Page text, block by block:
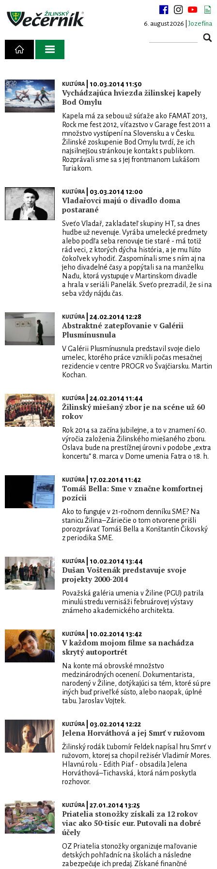
6. august 2026 | Jozefína
KULTÚRA| 10.03.2014 11:50
Vychádzajúca hviezda žilinskej kapely
Bod Omylu
Kapela má za sebou už súťaže ako FAMAT 2013,
Rock me fest 2012, víťazstvo v Garage fest 2011 a
množstvo vystúpení na Slovensku a v Česku.
Žilinské zoskupenie Bod Omylu tvrdí, že ich
najsilnejšou stránkou je kontakt s publikom.
Rozprávali sme sa s jej frontmanom Lukášom
Turiakom.
KULTÚRA| 03.03.2014 12:00
Vladařovci majú o divadlo doma
postarané
Sveťo Vladař, zakladateľ skupiny HT, sa dnes
hudbe už nevenuje. Vyrába umelecké predmety
alebo podľa seba renovuje tie staré - má totiž
rád veci, z ktorých dýcha história, a je mu ľúto
čokoľvek vyhodiť. Zaspomínali sme s ním aj na
jeho divadelné časy a popýtali sa na manželku
Naďu, ktorá vystupuje v Martinskom divadle
a hrala v seriáli Panelák. Sveťo prezradil, že si na
seba vždy nájdu čas.
KULTÚRA| 24.02.2014 12:28
Abstraktné zatepľovanie v Galérii
Plusmínusnula
V Galérii Plusmínusnula predstavil svoje dielo
umelec, ktorého práce vznikli počas mesačnej
rezidencie v centre PROGR vo Švajčiarsku. Martin
Kochan.
KULTÚRA| 24.02.2014 11:44
Žilinský miešaný zbor je na scéne už 60
rokov
Rok 2014 sa začína jubilejne, a to v znamení 60.
výročia založenia Žilinského miešaného zboru.
Oslava bude na prestížnej úrovni v podobe „extra
koncertu“ 8. marca v Dome umenia Fatra o 18. h.
KULTÚRA| 17.02.2014 11:42
Tomáš Bella: Sme v značne komfortnej
pozícii
Ako to funguje v 21-ročnom denníku SME? Na
stanicu Žilina–Záriečie o tom otvorene prišli
porozprávať Tomáš Bella a Konštantín Čikovský
z periodika SME.
KULTÚRA| 10.02.2014 13:44
Dušan Voštenák predstavuje svoje
projekty 2000-2014
Považská galéria umenia v Žiline (PGU) patrila
minulú stredu vernisáži februárovej výstavy
známeho akademického architekta.
KULTÚRA| 10.02.2014 13:42
V každom mojom filme sa nachádza
skrytý autoportrét
Na konte má obrovské množstvo
medzinárodných ocenení. Dokumentarista,
narodený v Žiline, dotýkajúci sa tém, ktoré sú pre
iných buď priveľké sústo, alebo naopak, úplné
tabu. Jaroslav Vojtek.
KULTÚRA| 03.02.2014 12:22
Jelena Horváthová a jej Smrť v ružovom
Žilinský rodák Ľubomír Feldek napísal hru Smrť v
ružovom, ktorej sa chopil režisér Vladimír Mores.
Hlavnú rolu - Edith Piaf - obsadila Jelena
Horváthová–Tichavská, ktorá nám poskytla
rozhovor.
KULTÚRA| 27.01.2014 13:25
Priatelia stonožky získali za 12 rokov
viac ako 50-tisíc eur. Putovali na dobré
účely
OZ Priatelia stonožky organizuje maľovanie
detských pohľadníc na školách a následne
zabezpečuje ich predaj. Získané finančné